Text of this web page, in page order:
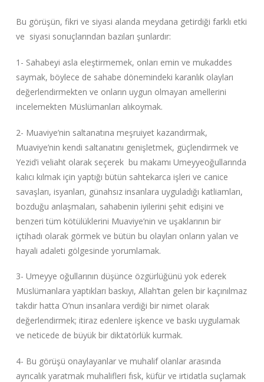
Bu görüşün, fikri ve siyasi alanda meydana getirdiği farklı etki
ve siyasi sonuçlarından bazıları şunlardır:
1- Sahabeyi asla eleştirmemek, onları emin ve mukaddes
saymak, böylece de sahabe dönemindeki karanlık olayları
değerlendirmekten ve onların uygun olmayan amellerini
incelemekten Müslümanları alıkoymak.
2- Muaviye’nin saltanatına meşruiyet kazandırmak,
Muaviye’nin kendi saltanatını genişletmek, güçlendirmek ve
Yezid’i veliaht olarak seçerek bu makamı Umeyyeoğullarında
kalıcı kılmak için yaptığı bütün sahtekarca işleri ve canice
savaşları, isyanları, günahsız insanlara uyguladığı katliamları,
bozduğu anlaşmaları, sahabenin iyilerini şehit edişini ve
benzeri tüm kötülüklerini Muaviye’nin ve uşaklarının bir
içtihadı olarak görmek ve bütün bu olayları onların yalan ve
hayali adaleti gölgesinde yorumlamak.
3- Umeyye oğullarının düşünce özgürlüğünü yok ederek
Müslümanlara yaptıkları baskıyı, Allah’tan gelen bir kaçınılmaz
takdir hatta O’nun insanlara verdiği bir nimet olarak
değerlendirmek; itiraz edenlere işkence ve baskı uygulamak
ve neticede de büyük bir diktatörlük kurmak.
4- Bu görüşü onaylayanlar ve muhalif olanlar arasında
ayrıcalık yaratmak muhalifleri fısk, küfür ve irtidatla suçlamak